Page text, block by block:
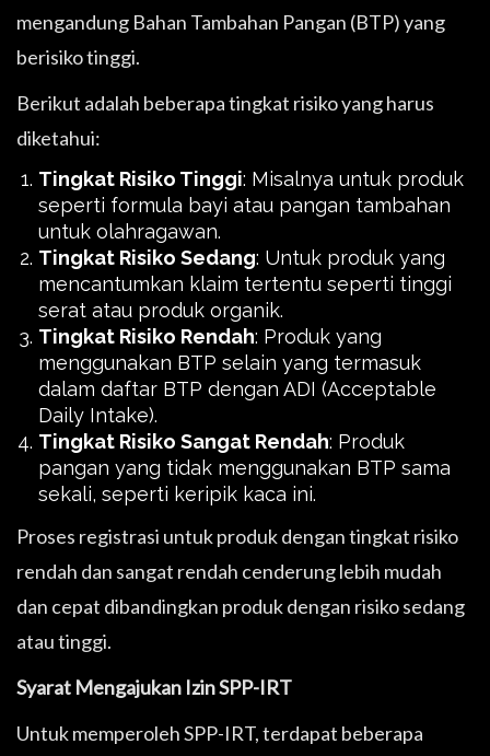
mengandung Bahan Tambahan Pangan (BTP) yang
berisiko tinggi.
Berikut adalah beberapa tingkat risiko yang harus
diketahui:
Tingkat Risiko Tinggi: Misalnya untuk produk
seperti formula bayi atau pangan tambahan
untuk olahragawan.
Tingkat Risiko Sedang: Untuk produk yang
mencantumkan klaim tertentu seperti tinggi
serat atau produk organik.
Tingkat Risiko Rendah: Produk yang
menggunakan BTP selain yang termasuk
dalam daftar BTP dengan ADI (Acceptable
Daily Intake).
Tingkat Risiko Sangat Rendah: Produk
pangan yang tidak menggunakan BTP sama
sekali, seperti keripik kaca ini.
Proses registrasi untuk produk dengan tingkat risiko
rendah dan sangat rendah cenderung lebih mudah
dan cepat dibandingkan produk dengan risiko sedang
atau tinggi.
Syarat Mengajukan Izin SPP-IRT
Untuk memperoleh SPP-IRT, terdapat beberapa